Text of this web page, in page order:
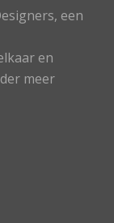
een
en
meer